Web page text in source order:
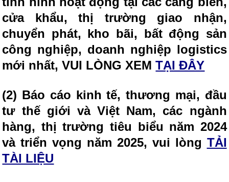
cửa khẩu, thị trường giao nhận,
chuyển phát, kho bãi, bất động sản
công nghiệp, doanh nghiệp logistics
mới nhất, VUI LÒNG XEM TẠI ĐÂY
(2) Báo cáo kinh tế, thương mại, đầu
tư thế giới và Việt Nam, các ngành
hàng, thị trường tiêu biểu năm 2024
và triển vọng năm 2025, vui lòng TẢI
TÀI LIỆU